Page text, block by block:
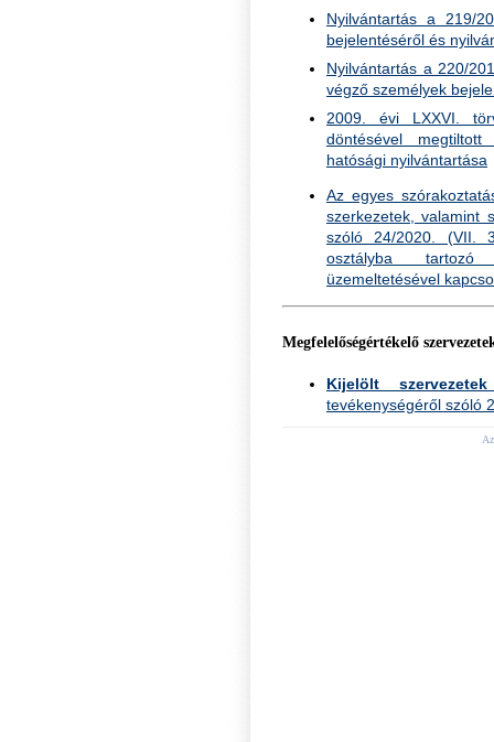
Nyilvántartás a 219/
bejelentéséről és
Nyilvántartás a 220/
végző személyek
2009. évi LXXVI.
döntésével megtiltott
hatósági nyilvántartása
Az egyes
szerkezetek, valamint
szóló 24/2020. (VII.
osztályba tartozó
üzemeltetésével
Megfelelőségértékelő
Kijelölt
tevékenységéről szóló